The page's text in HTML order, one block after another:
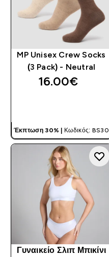
MP Unisex Crew Socks
(3 Pack) - Neutral
16.00€‎
Έκπτωση 30% | Κωδικός: BS30
Γυναικείο Σλιπ Μπικίνι